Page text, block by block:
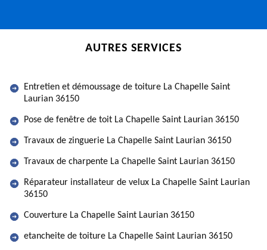
AUTRES SERVICES
Entretien et démoussage de toiture La Chapelle Saint
Laurian 36150
Pose de fenêtre de toit La Chapelle Saint Laurian 36150
Travaux de zinguerie La Chapelle Saint Laurian 36150
Travaux de charpente La Chapelle Saint Laurian 36150
Réparateur installateur de velux La Chapelle Saint Laurian
36150
Couverture La Chapelle Saint Laurian 36150
etancheite de toiture La Chapelle Saint Laurian 36150